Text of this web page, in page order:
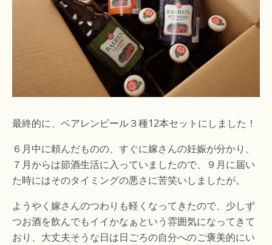
最終的に、ベアレンビール３種12本セットにしました！
６月中に頼んだものの、すぐに嫁さんの妊娠が分かり、
７月からは節酒生活に入っていましたので、９月に届い
た時にはそのタイミングの悪さに苦笑いしましたが。
ようやく嫁さんのつわりも軽くなってきたので、少しず
つお酒を飲んでもイイかなぁという雰囲気になってきて
おり、大丈夫そうな日は日ごろの自分へのご褒美的にい